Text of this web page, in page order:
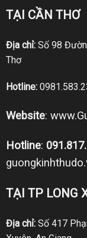
TẠI CẦN THƠ
Địa chỉ:Số 98
Thơ
Hotline:
Website:
Hotline:
TẠI TP LONG
Địa chỉ:Số 417